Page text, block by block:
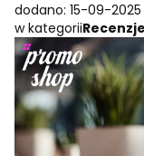
dodano: 15-09-2025
w kategorii